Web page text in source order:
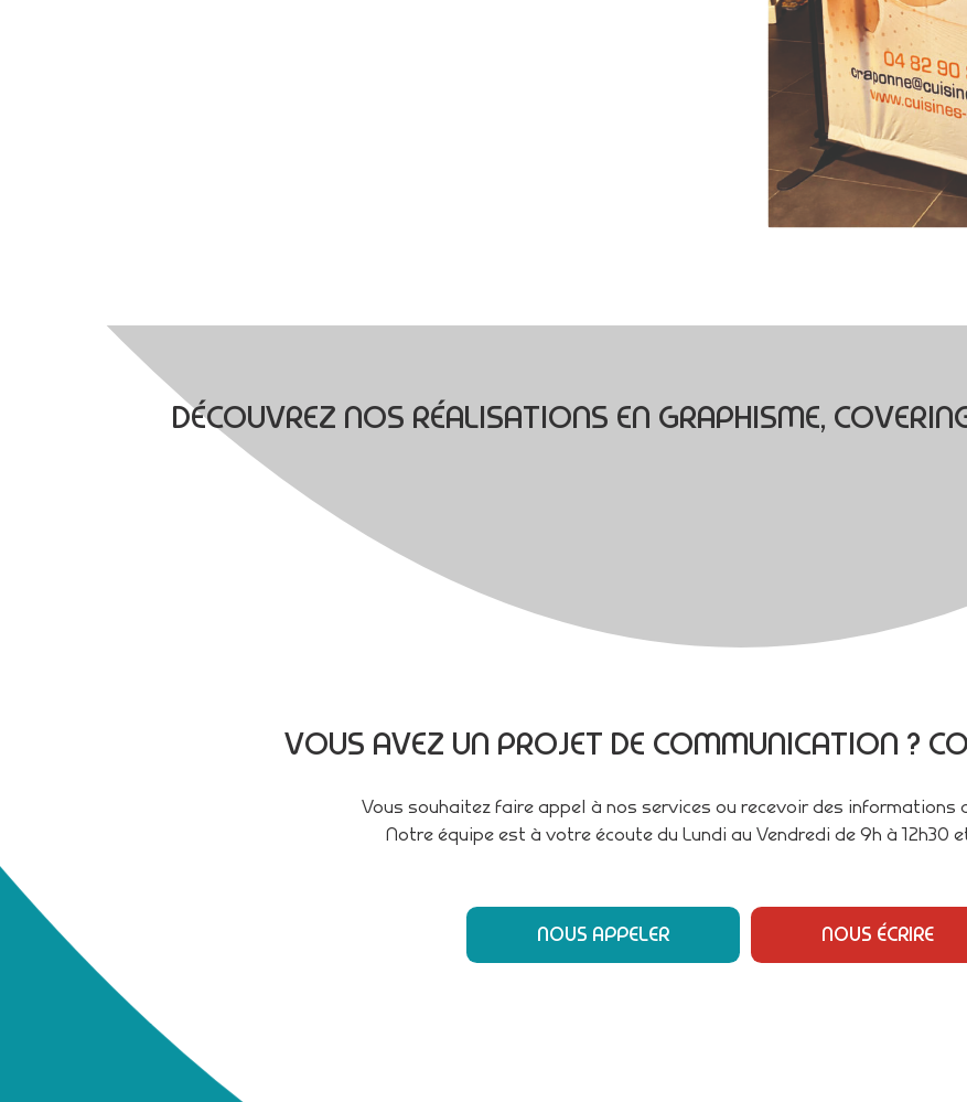
DÉCOUVREZ NOS RÉALISATIONS EN GRAPHISME,
VOUS AVEZ UN PROJET DE COMMUNICATION ?
Vous souhaitez faire appel à nos services ou recevoir des informations
Notre équipe est à votre écoute du Lundi au Vendredi de 9h à 12h30
NOUS APPELER NOUS ÉCRIRE